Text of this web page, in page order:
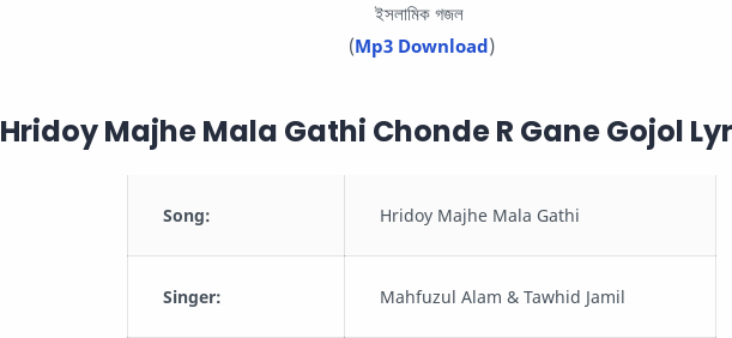
ইসলামিক গজল
(Mp3 Download)
Hridoy Majhe Mala Gathi Chonde R Gane Gojol
Song: Hridoy Majhe Mala Gathi
Singer: Mahfuzul Alam & Tawhid Jamil